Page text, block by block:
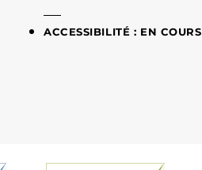
ACCESSIBILITÉ : EN COURS